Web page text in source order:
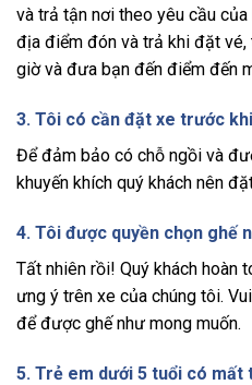
và trả tận nơi theo yêu cầu
địa điểm đón và trả khi đặt
giờ và đưa bạn đến điểm đến
3. Tôi có cần đặt xe trước
Để đảm bảo có chỗ ngồi và
khuyến khích quý khách nên
4. Tôi được quyền chọn ghế
Tất nhiên rồi! Quý khách hoàn
ưng ý trên xe của chúng tôi.
để được ghế như mong muốn.
5. Trẻ em dưới 5 tuổi có mất